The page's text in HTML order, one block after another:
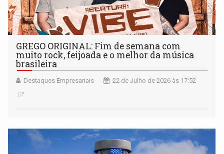
GREGO ORIGINAL: Fim de semana com
muito rock, feijoada e o melhor da música
brasileira
Destaques Empresariais 22 de Julho de 2026 às 17:52